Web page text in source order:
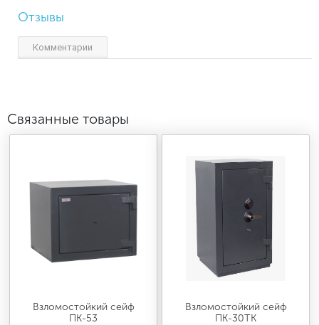
Отзывы
Комментарии
Связанные товары
Взломостойкий сейф
ПК-53
Взломостойкий сейф
ПК-30ТК